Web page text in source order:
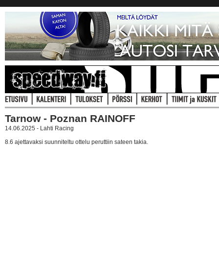
Tarnow - Poznan RAINOFF
14.06.2025 - Lahti Racing
8.6 ajettavaksi suunniteltu ottelu peruttiin sateen takia.